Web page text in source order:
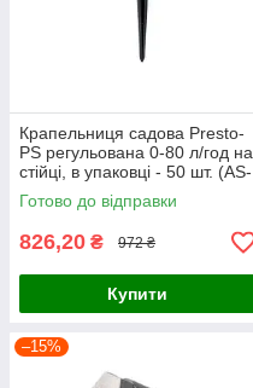
Крапельниця садова Presto-
PS регульована 0-80 л/год на
стійці, в упаковці - 50 шт. (AS-
M69)
Готово до відправки
826,20 ₴ 972 ₴
Купити
–15%